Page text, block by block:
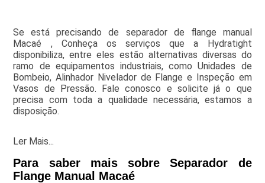
Se está precisando de separador de flange manual
Macaé , Conheça os serviços que a Hydratight
disponibiliza, entre eles estão alternativas diversas do
ramo de equipamentos industriais, como Unidades de
Bombeio, Alinhador Nivelador de Flange e Inspeção em
Vasos de Pressão. Fale conosco e solicite já o que
precisa com toda a qualidade necessária, estamos a
disposição.
Ler Mais...
Para saber mais sobre Separador de
Flange Manual Macaé